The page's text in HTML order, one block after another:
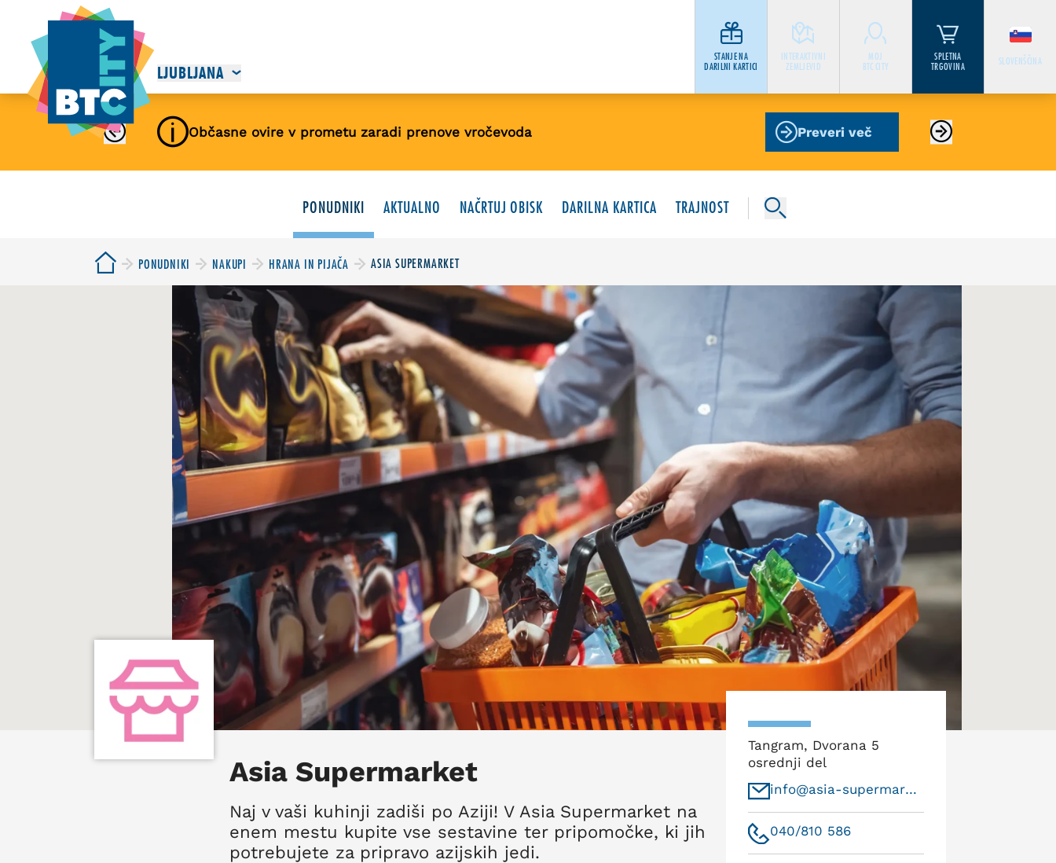
STANJE NA
DARILNI KARTICI
INTERAKTIVNI
ZEMLJEVID
MOJ
BTC CITY
SPLETNA
TRGOVINA
SLOVENŠČINA
LJUBLJANA
Občasne ovire v prometu zaradi prenove vročevoda Preveri več
PONUDNIKI AKTUALNO NAČRTUJ OBISK DARILNA KARTICA TRAJNOST
PONUDNIKI NAKUPI HRANA IN PIJAČA ASIA SUPERMARKET
Asia Supermarket
Naj v vaši kuhinji zadiši po Aziji! V Asia Supermarket na
enem mestu kupite vse sestavine ter pripomočke, ki jih
potrebujete za pripravo azijskih jedi.
Tangram, Dvorana 5
osrednji del
info@asia-supermarket.si
040/810 586